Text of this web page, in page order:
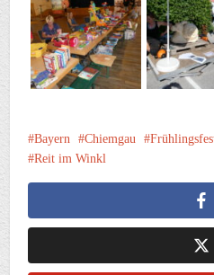
Bayern Chiemgau
Reit im Winkl